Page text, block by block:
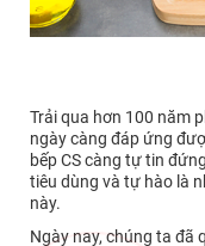
Trải qua hơn 100 năm
ngày càng đáp ứng
bếp CS càng tự tin
tiêu dùng và tự hào là
này.
Ngày nay, chúng ta đã